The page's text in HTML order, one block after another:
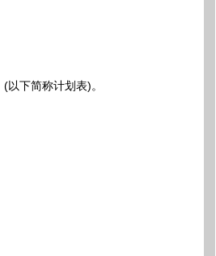
下简称计划表)。